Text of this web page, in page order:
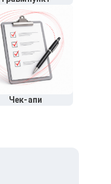
Чек-апи